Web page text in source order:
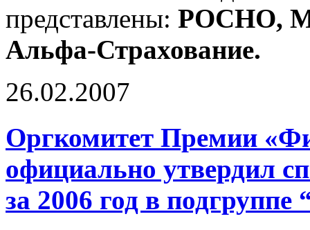
представлены: РОСНО,
Альфа-Страхование.
26.02.2007
Оргкомитет Премии
официально утвердил
за 2006 год в подгруппе